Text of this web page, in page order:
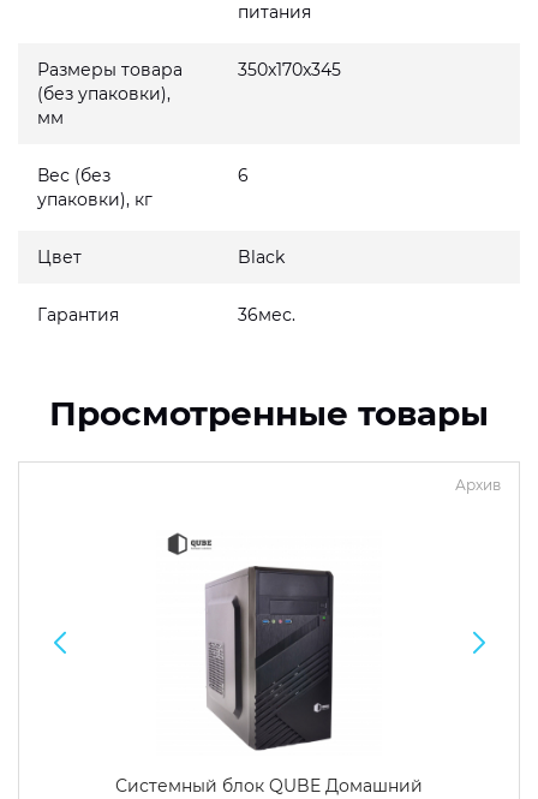
питания
Размеры товара
(без упаковки),
мм
350x170x345
Вес (без
упаковки), кг
6
Цвет Black
Гарантия 36мес.
Просмотренные товары
Архив
Системный блок QUBE Домашний